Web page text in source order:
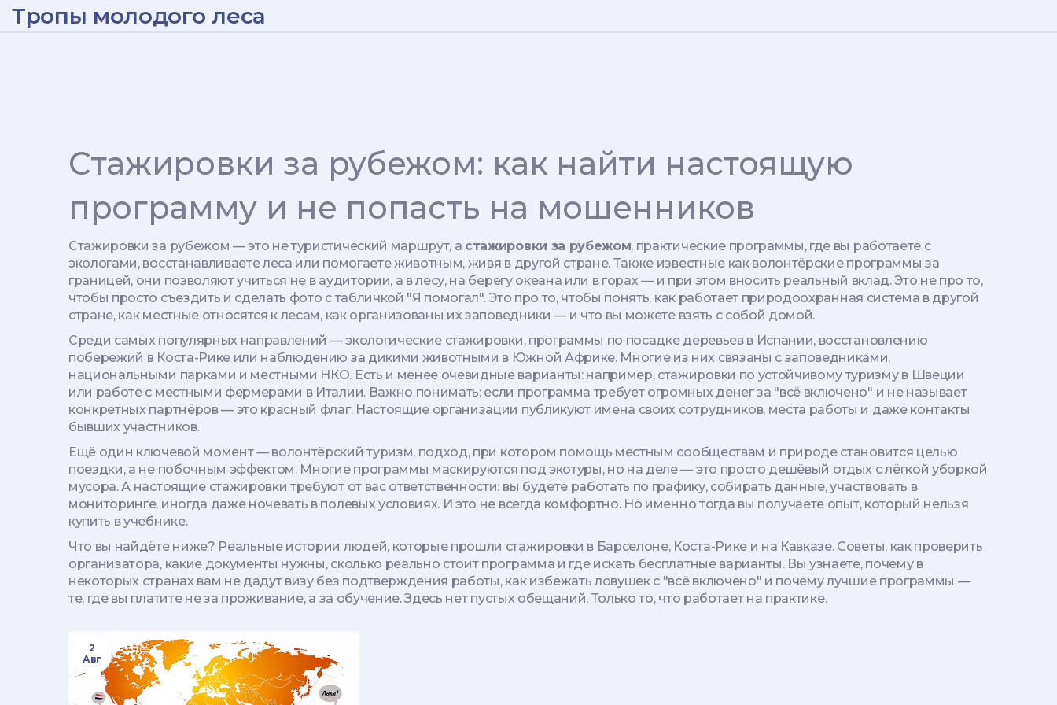
Тропы молодого леса
Стажировки за рубежом: как найти настоящую
программу и не попасть на мошенников
Стажировки за рубежом — это не туристический маршрут, а стажировки за рубежом, практические программы, где вы работаете с
экологами, восстанавливаете леса или помогаете животным, живя в другой стране. Также известные как волонтёрские программы за
границей, они позволяют учиться не в аудитории, а в лесу, на берегу океана или в горах — и при этом вносить реальный вклад.Это не про то,
чтобы просто съездить и сделать фото с табличкой "Я помогал". Это про то, чтобы понять, как работает природоохранная система в другой
стране, как местные относятся к лесам, как организованы их заповедники — и что вы можете взять с собой домой.
Среди самых популярных направлений —экологические стажировки, программы по посадке деревьев в Испании, восстановлению
побережий в Коста-Рике или наблюдению за дикими животными в Южной Африке. Многие из них связаны с заповедниками,
национальными парками и местными НКО. Есть и менее очевидные варианты: например, стажировки по устойчивому туризму в Швеции
или работе с местными фермерами в Италии. Важно понимать: если программа требует огромных денег за "всё включено" и не называет
конкретных партнёров — это красный флаг. Настоящие организации публикуют имена своих сотрудников, места работы и даже контакты
бывших участников.
Ещё один ключевой момент — волонтёрский туризм, подход, при котором помощь местным сообществам и природе становится целью
поездки, а не побочным эффектом. Многие программы маскируются под экотуры, но на деле — это просто дешёвый отдых с лёгкой уборкой
мусора. А настоящие стажировки требуют от вас ответственности: вы будете работать по графику, собирать данные, участвовать в
мониторинге, иногда даже ночевать в полевых условиях. И это не всегда комфортно. Но именно тогда вы получаете опыт, который нельзя
купить в учебнике.
Что вы найдёте ниже? Реальные истории людей, которые прошли стажировки в Барселоне, Коста-Рике и на Кавказе. Советы, как проверить
организатора, какие документы нужны, сколько реально стоит программа и где искать бесплатные варианты. Вы узнаете, почему в
некоторых странах вам не дадут визу без подтверждения работы, как избежать ловушек с "всё включено" и почему лучшие программы —
те, где вы платите не за проживание, а за обучение. Здесь нет пустых обещаний. Только то, что работает на практике.
2
Авг